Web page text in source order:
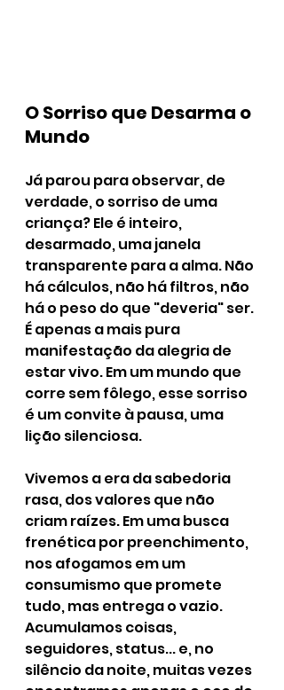
O Sorriso que Desarma o
Mundo
Já parou para observar, de
verdade, o sorriso de uma
criança? Ele é inteiro,
desarmado, uma janela
transparente para a alma. Não
há cálculos, não há filtros, não
há o peso do que "deveria" ser.
É apenas a mais pura
manifestação da alegria de
estar vivo. Em um mundo que
corre sem fôlego, esse sorriso
é um convite à pausa, uma
lição silenciosa.
Vivemos a era da sabedoria
rasa, dos valores que não
criam raízes. Em uma busca
frenética por preenchimento,
nos afogamos em um
consumismo que promete
tudo, mas entrega o vazio.
Acumulamos coisas,
seguidores, status... e, no
silêncio da noite, muitas vezes